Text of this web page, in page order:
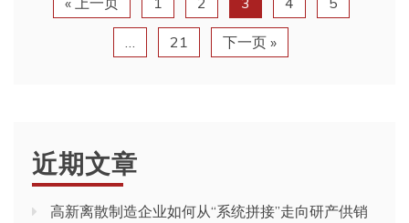
… 21 下一页 »
近期文章
高新离散制造企业如何从“系统拼接”走向研产供销